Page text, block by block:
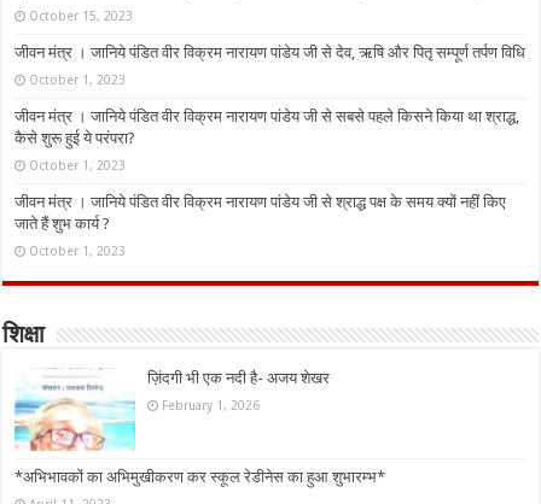
October 15, 2023
जीवन मंत्र । जानिये पंडित वीर विक्रम नारायण पांडेय जी से देव, ऋषि और पितृ सम्पूर्ण तर्पण विधि
October 1, 2023
जीवन मंत्र । जानिये पंडित वीर विक्रम नारायण पांडेय जी से सबसे पहले किसने किया था श्राद्ध,
कैसे शुरू हुई ये परंपरा?
October 1, 2023
जीवन मंत्र । जानिये पंडित वीर विक्रम नारायण पांडेय जी से श्राद्ध पक्ष के समय क्यों नहीं किए
जाते हैं शुभ कार्य ?
October 1, 2023
शिक्षा
ज़िंदगी भी एक नदी है- अजय शेखर
February 1, 2026
*अभिभावकों का अभिमुखीकरण कर स्कूल रेडीनेस का हुआ शुभारम्भ*